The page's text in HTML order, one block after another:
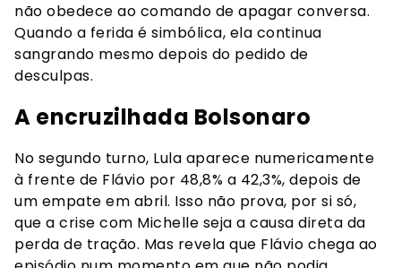
não obedece ao comando de apagar conversa.
Quando a ferida é simbólica, ela continua
sangrando mesmo depois do pedido de
desculpas.
A encruzilhada Bolsonaro
No segundo turno, Lula aparece numericamente
à frente de Flávio por 48,8% a 42,3%, depois de
um empate em abril. Isso não prova, por si só,
que a crise com Michelle seja a causa direta da
perda de tração. Mas revela que Flávio chega ao